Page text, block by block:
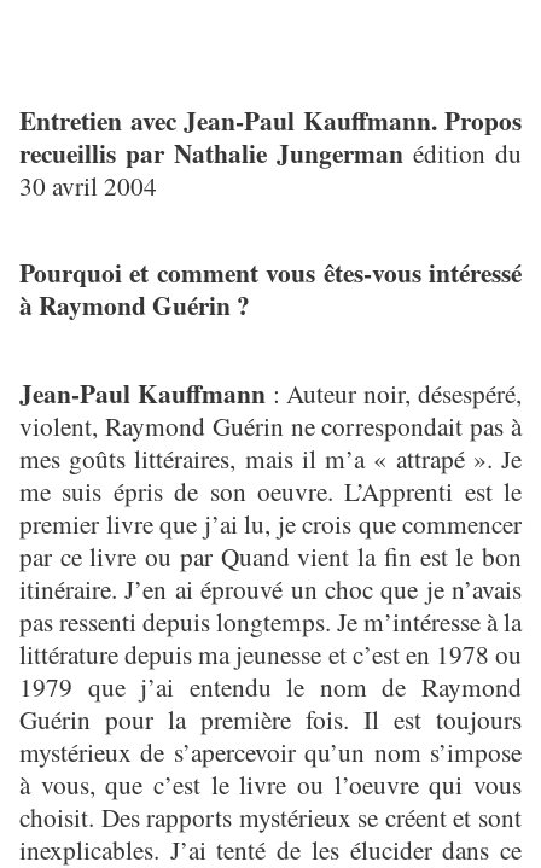
Entretien avec Jean-Paul Kauffmann. Propos
recueillis par Nathalie Jungerman édition du
30 avril 2004
Pourquoi et comment vous êtes-vous intéressé
à Raymond Guérin ?
Jean-Paul Kauffmann: Auteur noir, désespéré,
violent, Raymond Guérin ne correspondait pas à
mes goûts littéraires, mais il m’a « attrapé ». Je
me suis épris de son oeuvre. L’Apprenti est le
premier livre que j’ai lu, je crois que commencer
par ce livre ou par Quand vient la fin est le bon
itinéraire. J’en ai éprouvé un choc que je n’avais
pas ressenti depuis longtemps. Je m’intéresse à la
littérature depuis ma jeunesse et c’est en 1978 ou
1979 que j’ai entendu le nom de Raymond
Guérin pour la première fois. Il est toujours
mystérieux de s’apercevoir qu’un nom s’impose
à vous, que c’est le livre ou l’oeuvre qui vous
choisit. Des rapports mystérieux se créent et sont
inexplicables. J’ai tenté de les élucider dans ce